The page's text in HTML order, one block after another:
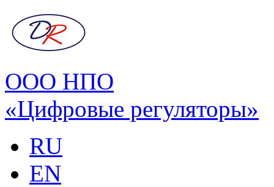
ООО НПО
«Цифровые регуляторы»
RU
EN